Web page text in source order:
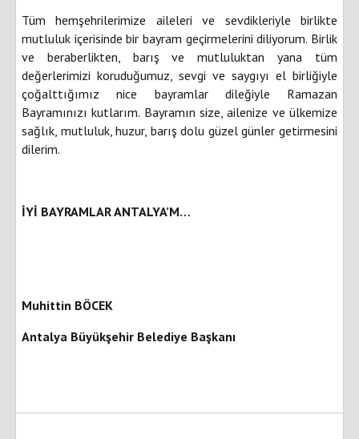
Tüm hemşehrilerimize aileleri ve sevdikleriyle birlikte
mutluluk içerisinde bir bayram geçirmelerini diliyorum. Birlik
ve beraberlikten, barış ve mutluluktan yana tüm
değerlerimizi koruduğumuz, sevgi ve saygıyı el birliğiyle
çoğalttığımız nice bayramlar dileğiyle Ramazan
Bayramınızı kutlarım. Bayramın size, ailenize ve ülkemize
sağlık, mutluluk, huzur, barış dolu güzel günler getirmesini
dilerim.
İYİ BAYRAMLAR ANTALYA’M…
Muhittin BÖCEK
Antalya Büyükşehir Belediye Başkanı